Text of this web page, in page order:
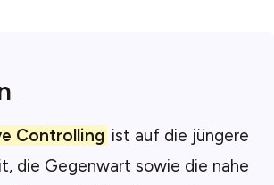
Controlling ist auf die jüngere
die Gegenwart sowie die nahe